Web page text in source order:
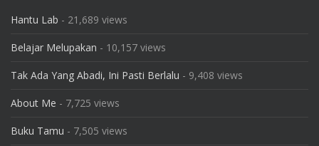
Hantu Lab - 21,689 views
Belajar Melupakan - 10,157 views
Tak Ada Yang Abadi, Ini Pasti Berlalu - 9,408 views
About Me - 7,725 views
Buku Tamu - 7,505 views